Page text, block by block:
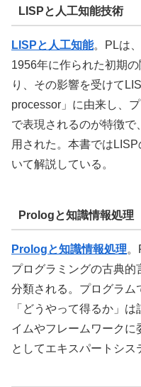
LISPと人工知能技術
LISPと人工知能。
PLは
1956年に作られた初期
り、その影響を受けて
processor」に由来し、
で表現されるのが特徴
用された。本書では
いて解説している。
Prologと知識情報処理
Prologと知識情報処理。
プログラミングの古典的
分類される。プログラム
「どうやって得るか」
イムやフレームワークに
としてエキスパートシス